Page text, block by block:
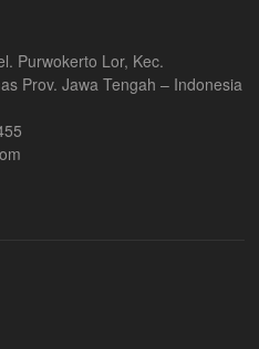
Purwokerto Lor, Kec.
Prov. Jawa Tengah – Indonesia